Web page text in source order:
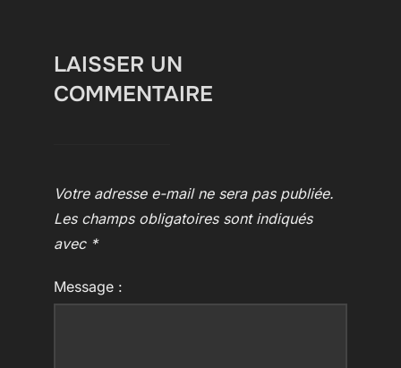
LAISSER UN
COMMENTAIRE
Votre adresse e-mail ne sera pas publiée.
Les champs obligatoires sont indiqués
avec *
Message :